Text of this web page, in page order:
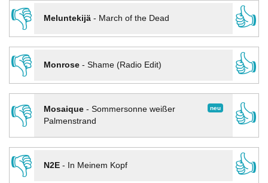
👎
Meluntekijä- March of the Dead
👍
👎
Monrose- Shame (Radio Edit)
👍
👎
neu
Mosaique- Sommersonne weißer
Palmenstrand
👍
👎
N2E- In Meinem Kopf
👍